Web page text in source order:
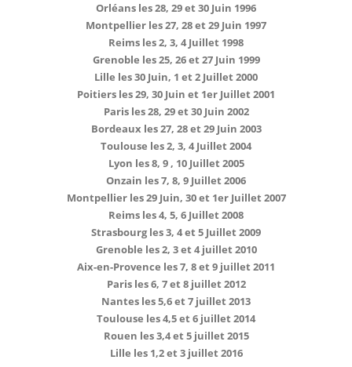
Orléans les 28, 29 et 30 Juin 1996
Montpellier les 27, 28 et 29 Juin 1997
Reims les 2, 3, 4 Juillet 1998
Grenoble les 25, 26 et 27 Juin 1999
Lille les 30 Juin, 1 et 2 Juillet 2000
Poitiers les 29, 30 Juin et 1er Juillet 2001
Paris les 28, 29 et 30 Juin 2002
Bordeaux les 27, 28 et 29 Juin 2003
Toulouse les 2, 3, 4 Juillet 2004
Lyon les 8, 9 , 10 Juillet 2005
Onzain les 7, 8, 9 Juillet 2006
Montpellier les 29 Juin, 30 et 1er Juillet 2007
Reims les 4, 5, 6 Juillet 2008
Strasbourg les 3, 4 et 5 Juillet 2009
Grenoble les 2, 3 et 4 juillet 2010
Aix-en-Provence les 7, 8 et 9 juillet 2011
Paris les 6, 7 et 8 juillet 2012
Nantes les 5,6 et 7 juillet 2013
Toulouse les 4,5 et 6 juillet 2014
Rouen les 3,4 et 5 juillet 2015
Lille les 1,2 et 3 juillet 2016